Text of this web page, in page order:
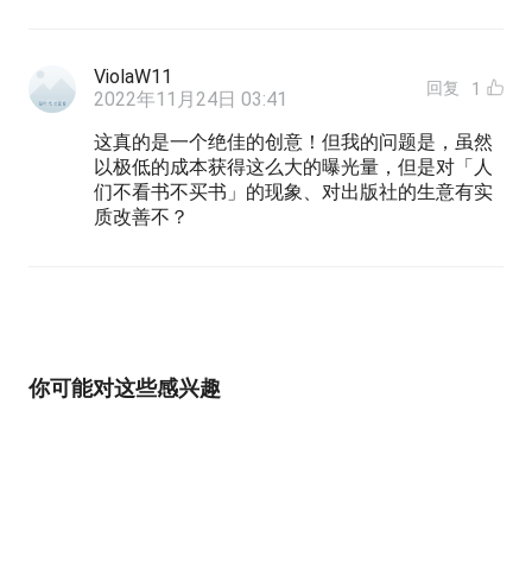
ViolaW11
2022年11月24日 03:41
回复 1
这真的是一个绝佳的创意！但我的问题是，虽然
以极低的成本获得这么大的曝光量，但是对「人
们不看书不买书」的现象、对出版社的生意有实
质改善不？
你可能对这些感兴趣